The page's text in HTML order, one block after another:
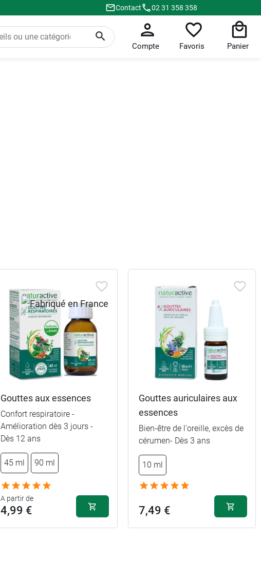
Contact 02 31 358 358
Compte Favoris Panier
Gouttes aux essences
Confort respiratoire -
Amélioration dès 3 jours -
Dès 12 ans
45 ml 90 ml
A partir de
4,99 €
Gouttes auriculaires aux
essences
Bien-être de l'oreille, excès de
cérumen- Dès 3 ans
10 ml
7,49 €